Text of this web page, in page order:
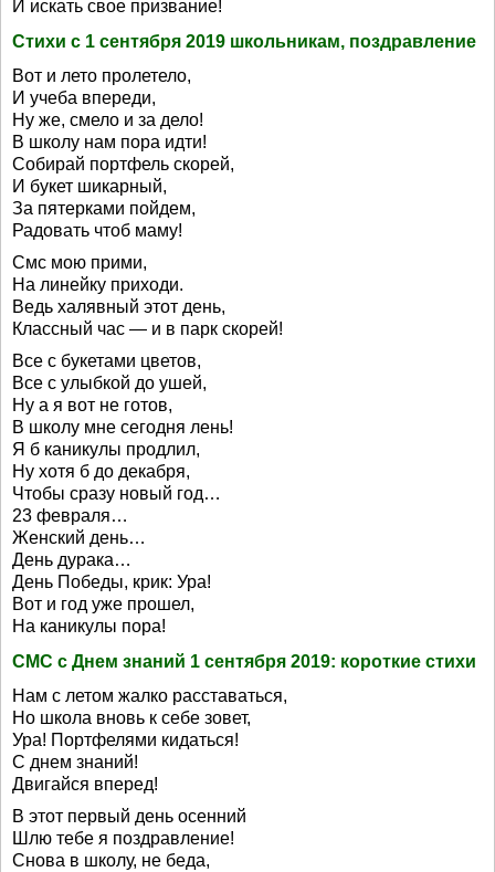
И искать свое призвание!
Стихи с 1 сентября 2019 школьникам, поздравление
Вот и лето пролетело,
И учеба впереди,
Ну же, смело и за дело!
В школу нам пора идти!
Собирай портфель скорей,
И букет шикарный,
За пятерками пойдем,
Радовать чтоб маму!
Смс мою прими,
На линейку приходи.
Ведь халявный этот день,
Классный час — и в парк скорей!
Все с букетами цветов,
Все с улыбкой до ушей,
Ну а я вот не готов,
В школу мне сегодня лень!
Я б каникулы продлил,
Ну хотя б до декабря,
Чтобы сразу новый год…
23 февраля…
Женский день…
День дурака…
День Победы, крик: Ура!
Вот и год уже прошел,
На каникулы пора!
СМС с Днем знаний 1 сентября 2019: короткие стихи
Нам с летом жалко расставаться,
Но школа вновь к себе зовет,
Ура! Портфелями кидаться!
С днем знаний!
Двигайся вперед!
В этот первый день осенний
Шлю тебе я поздравление!
Снова в школу, не беда,